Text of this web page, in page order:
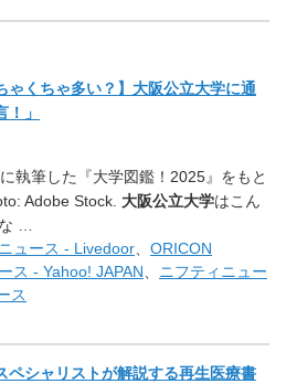
ゃくちゃ多い？】大阪公立大学に通
」
執筆した『大学図鑑！ 2025』をもと
Adobe Stock. 大阪公立大学はこん
…
ュース - Livedoor
ORICON
ス - Yahoo! JAPAN
ニフティニュー
ス
ペシャリストが解説する再生医療書